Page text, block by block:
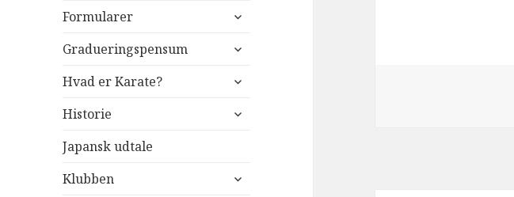
Formularer
udvid
Gradueringspensum
udvid
Hvad er Karate?
udvid
Historie
udvid
Japansk udtale
Klubben
udvid